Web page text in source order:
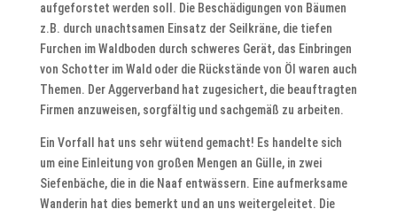
aufgeforstet werden soll. Die Beschädigungen von Bäumen
z.B. durch unachtsamen Einsatz der Seilkräne, die tiefen
Furchen im Waldboden durch schweres Gerät, das Einbringen
von Schotter im Wald oder die Rückstände von Öl waren auch
Themen. Der Aggerverband hat zugesichert, die beauftragten
Firmen anzuweisen, sorgfältig und sachgemäß zu arbeiten.
Ein Vorfall hat uns sehr wütend gemacht! Es handelte sich
um eine Einleitung von großen Mengen an Gülle, in zwei
Siefenbäche, die in die Naaf entwässern. Eine aufmerksame
Wanderin hat dies bemerkt und an uns weitergeleitet. Die